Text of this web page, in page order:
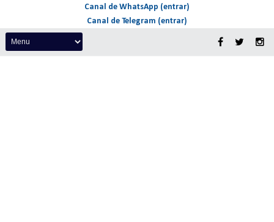
Canal de WhatsApp (entrar)
Canal de Telegram (entrar)